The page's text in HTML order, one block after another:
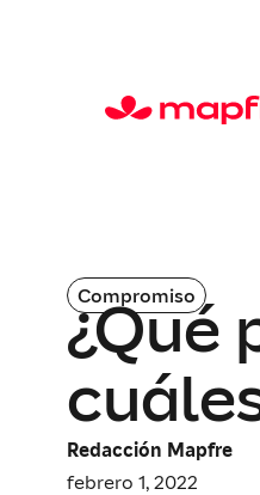
Compromiso
¿Qué
Redacción Mapfre
febrero 1, 2022